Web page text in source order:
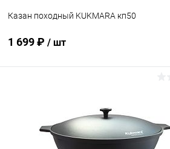
Казан походный KUKMARA кп50
1 699 ₽ / шт
Купить в 1 клик К сравнению
В избранное В наличии